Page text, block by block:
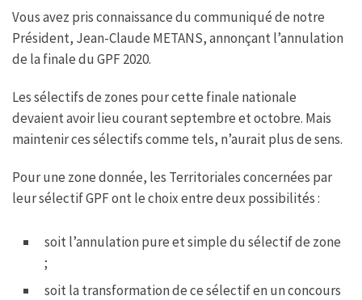
o
k
r
p
p
e
Vous avez pris connaissance du communiqué de notre
Président, Jean-Claude METANS, annonçant l’annulation
de la finale du GPF 2020.
Les sélectifs de zones pour cette finale nationale
devaient avoir lieu courant septembre et octobre. Mais
maintenir ces sélectifs comme tels, n’aurait plus de sens.
Pour une zone donnée, les Territoriales concernées par
leur sélectif GPF ont le choix entre deux possibilités :
soit l’annulation pure et simple du sélectif de zone
;
soit la transformation de ce sélectif en un concours